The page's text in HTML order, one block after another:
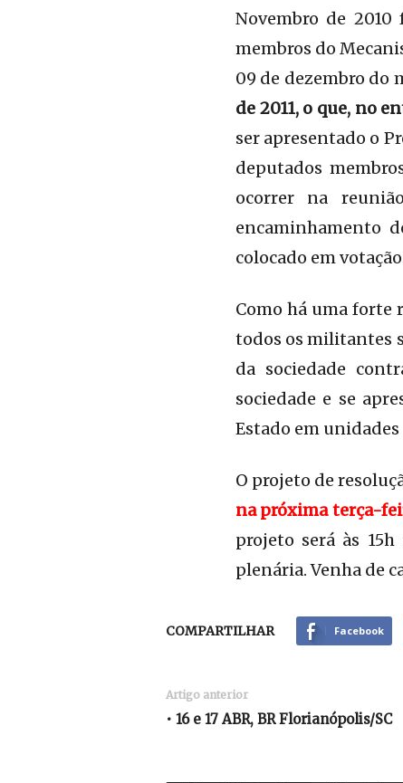
Novembro de
membros do
09 de dezembro do
de 2011, o que, no
ser apresentado o
deputados
ocorrer na
encaminhamento
colocado em
Como há uma forte
todos os militantes
da sociedade
sociedade e se
Estado em
O projeto de
na próxima terça-
projeto será às 15h
plenária. Venha de
COMPARTILHAR Facebook
Artigo anterior
• 16 e 17 ABR, BR Florianópolis/SC